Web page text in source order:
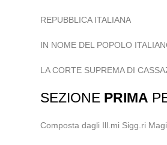
REPUBBLICA ITALIANA
IN NOME DEL POPOLO
LA CORTE SUPREMA DI
SEZIONE PRIMA
Composta dagli Ill.mi Sigg.ri